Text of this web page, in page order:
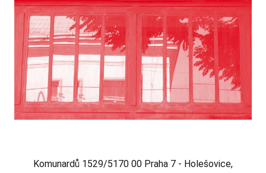
Komunardů 1529/5170 00 Praha 7 - Holešovice,